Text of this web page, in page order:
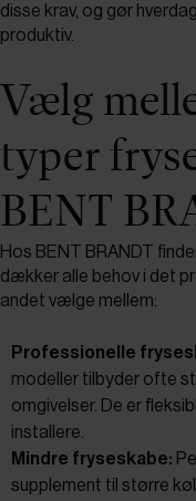
disse krav, og gør
produktiv.
Vælg
typer
BENT
Hos BENT BRANDT
dækker alle behov i det
andet vælge mellem:
Professionelle
modeller tilbyder ofte
omgivelser. De er
installere.
Mindre fryseskabe:
supplement til større